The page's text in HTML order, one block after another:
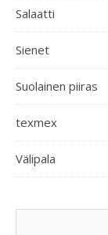
Salaatti
Sienet
Suolainen piiras
texmex
Välipala